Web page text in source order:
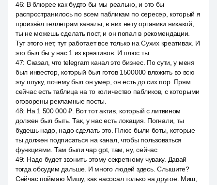
46: В блюрее как будто бы мы реально, и это бы
распространилось по всем пабликам по сересер, который я
произвёл теллеграм каналы, в них нету органики никакой,
ты не можешь сделать пост, и он попал в рекомендации.
Тут этого нет, тут работает все только на Сухих креативах. И
это был бы у нас 1 из креативов. И плюс ты
47: Сказал, что telegram канал это бизнес. По сути, у меня
был инвестор, который был готов 1500000 вложить во всю
эту штуку, почему был он умер, он есть до сих пор. Прям
сейчас есть таблица на то количество пабликов, с которыми
оговорены рекламные посты.
48: На 1 500 000 ₽. Вот тот актив, который с литвином
должен был быть. Так, у нас есть локация. Погнали, ты
будешь надо, надо сделать это. Плюс были боты, которые
ты должен подписаться на канал, чтобы пользоваться
функциями. Там были чар gpt, там, ну, сейчас
49: Надо будет звонить этому секретному чуваку. Давай
тогда обсудим дальше. И много людей здесь. Слышите?
Сейчас поймаю Мишу, как насосал только на другое. Миш,